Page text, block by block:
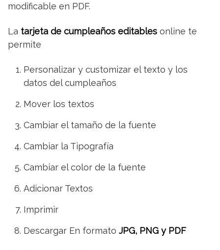
modificable en PDF.
La tarjeta de cumpleaños editables online te
permite
Personalizar y customizar el texto y los
datos del cumpleaños
Mover los textos
Cambiar el tamaño de la fuente
Cambiar la Tipografía
Cambiar el color de la fuente
Adicionar Textos
Imprimir
Descargar En formato JPG, PNG y PDF